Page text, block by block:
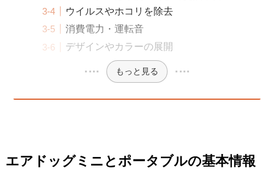
ウイルスやホコリを除去
消費電力・運転音
デザインやカラーの展開
もっと見る
エアドッグミニとポータブルの基本情報